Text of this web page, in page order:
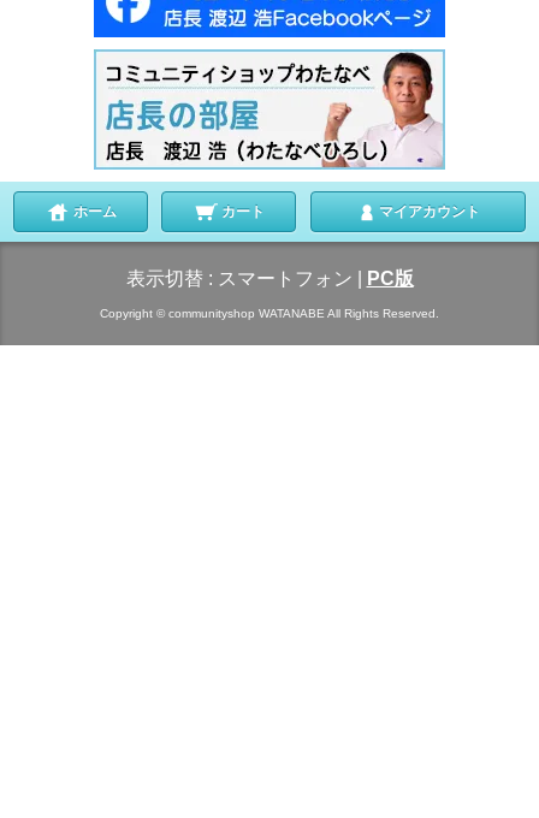
ホーム カート マイアカウント
表示切替 : スマートフォン PC版
Copyright © communityshop WATANABE All Rights Reserved.